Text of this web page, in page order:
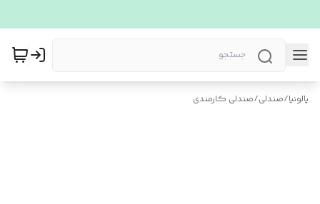
پالونیا/صندلی/صندلی کارمندی